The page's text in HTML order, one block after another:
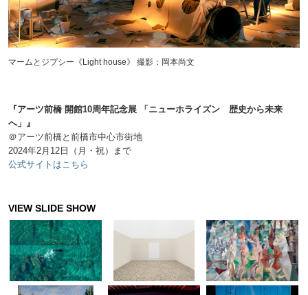
マームとジプシー《Light house》 撮影：岡本尚文
『アーツ前橋 開館10周年記念展 「ニューホライズン 歴史から未来
へ」』
＠アーツ前橋と前橋市中心市街地
2024年2月12日（月・祝）まで
公式サイトはこちら